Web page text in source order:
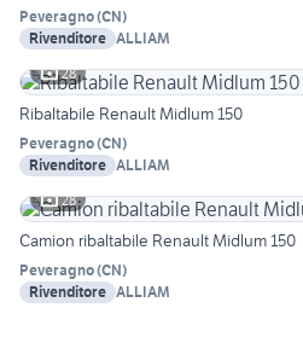
Peveragno(CN)
Rivenditore ALLIAM
28
Ribaltabile Renault Midlum 150
Peveragno(CN)
Rivenditore ALLIAM
28
Camion ribaltabile Renault Midlum 150
Peveragno(CN)
Rivenditore ALLIAM